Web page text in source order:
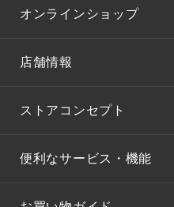
オンラインショップ
店舗情報
ストアコンセプト
便利なサービス・機能